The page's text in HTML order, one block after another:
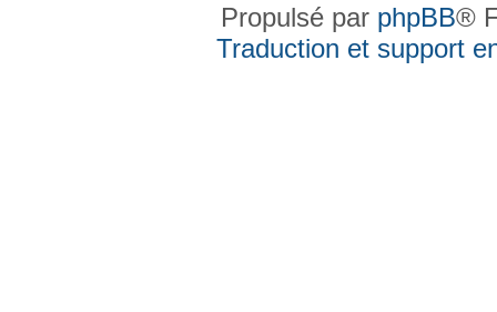
Propulsé par phpBB®
Traduction et support